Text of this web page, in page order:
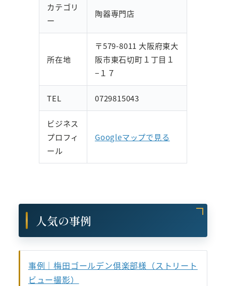
カテゴリ
ー
陶器専門店
所在地
〒579-8011 大阪府東大
阪市東石切町１丁目１
−１７
TEL 0729815043
ビジネス
プロフィ
ール
Googleマップで見る
人気の事例
事例｜梅田ゴールデン倶楽部様（ストリート
ビュー撮影）